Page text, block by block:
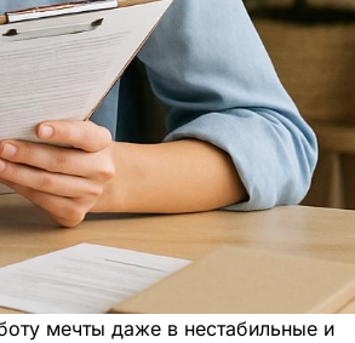
мечты даже в нестабильные и